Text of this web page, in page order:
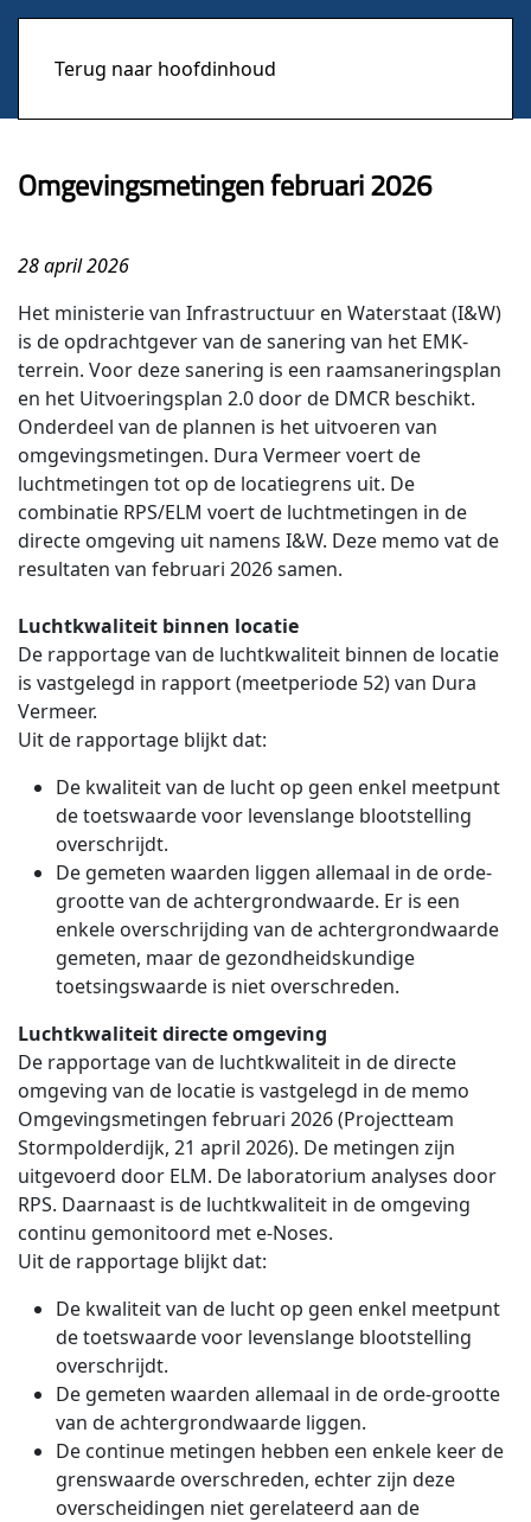
Terug naar hoofdinhoud
Omgevingsmetingen februari 2026
28 april 2026
Het ministerie van Infrastructuur en Waterstaat (I&W)
is de opdrachtgever van de sanering van het EMK-
terrein. Voor deze sanering is een raamsaneringsplan
en het Uitvoeringsplan 2.0 door de DMCR beschikt.
Onderdeel van de plannen is het uitvoeren van
omgevingsmetingen. Dura Vermeer voert de
luchtmetingen tot op de locatiegrens uit. De
combinatie RPS/ELM voert de luchtmetingen in de
directe omgeving uit namens I&W. Deze memo vat de
resultaten van februari 2026 samen.
Luchtkwaliteit binnen locatie
De rapportage van de luchtkwaliteit binnen de locatie
is vastgelegd in rapport (meetperiode 52) van Dura
Vermeer.
Uit de rapportage blijkt dat:
De kwaliteit van de lucht op geen enkel meetpunt
de toetswaarde voor levenslange blootstelling
overschrijdt.
De gemeten waarden liggen allemaal in de orde-
grootte van de achtergrondwaarde. Er is een
enkele overschrijding van de achtergrondwaarde
gemeten, maar de gezondheidskundige
toetsingswaarde is niet overschreden.
Luchtkwaliteit directe omgeving
De rapportage van de luchtkwaliteit in de directe
omgeving van de locatie is vastgelegd in de memo
Omgevingsmetingen februari 2026 (Projectteam
Stormpolderdijk, 21 april 2026). De metingen zijn
uitgevoerd door ELM. De laboratorium analyses door
RPS. Daarnaast is de luchtkwaliteit in de omgeving
continu gemonitoord met e-Noses.
Uit de rapportage blijkt dat:
De kwaliteit van de lucht op geen enkel meetpunt
de toetswaarde voor levenslange blootstelling
overschrijdt.
De gemeten waarden allemaal in de orde-grootte
van de achtergrondwaarde liggen.
De continue metingen hebben een enkele keer de
grenswaarde overschreden, echter zijn deze
overscheidingen niet gerelateerd aan de